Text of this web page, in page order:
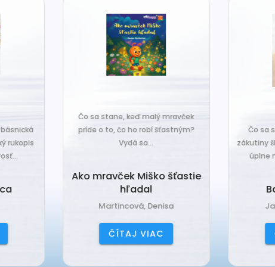
Čo sa stane, keď malý mravček
príde o to, čo ho robí šťastným?
Ako mravček Miško šťastie
Čo sa stane, keď sa do
zákutiny škriatkov prisťahuje
úplne nový? Babka